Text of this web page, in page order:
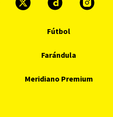
Fútbol
Farándula
Meridiano Premium